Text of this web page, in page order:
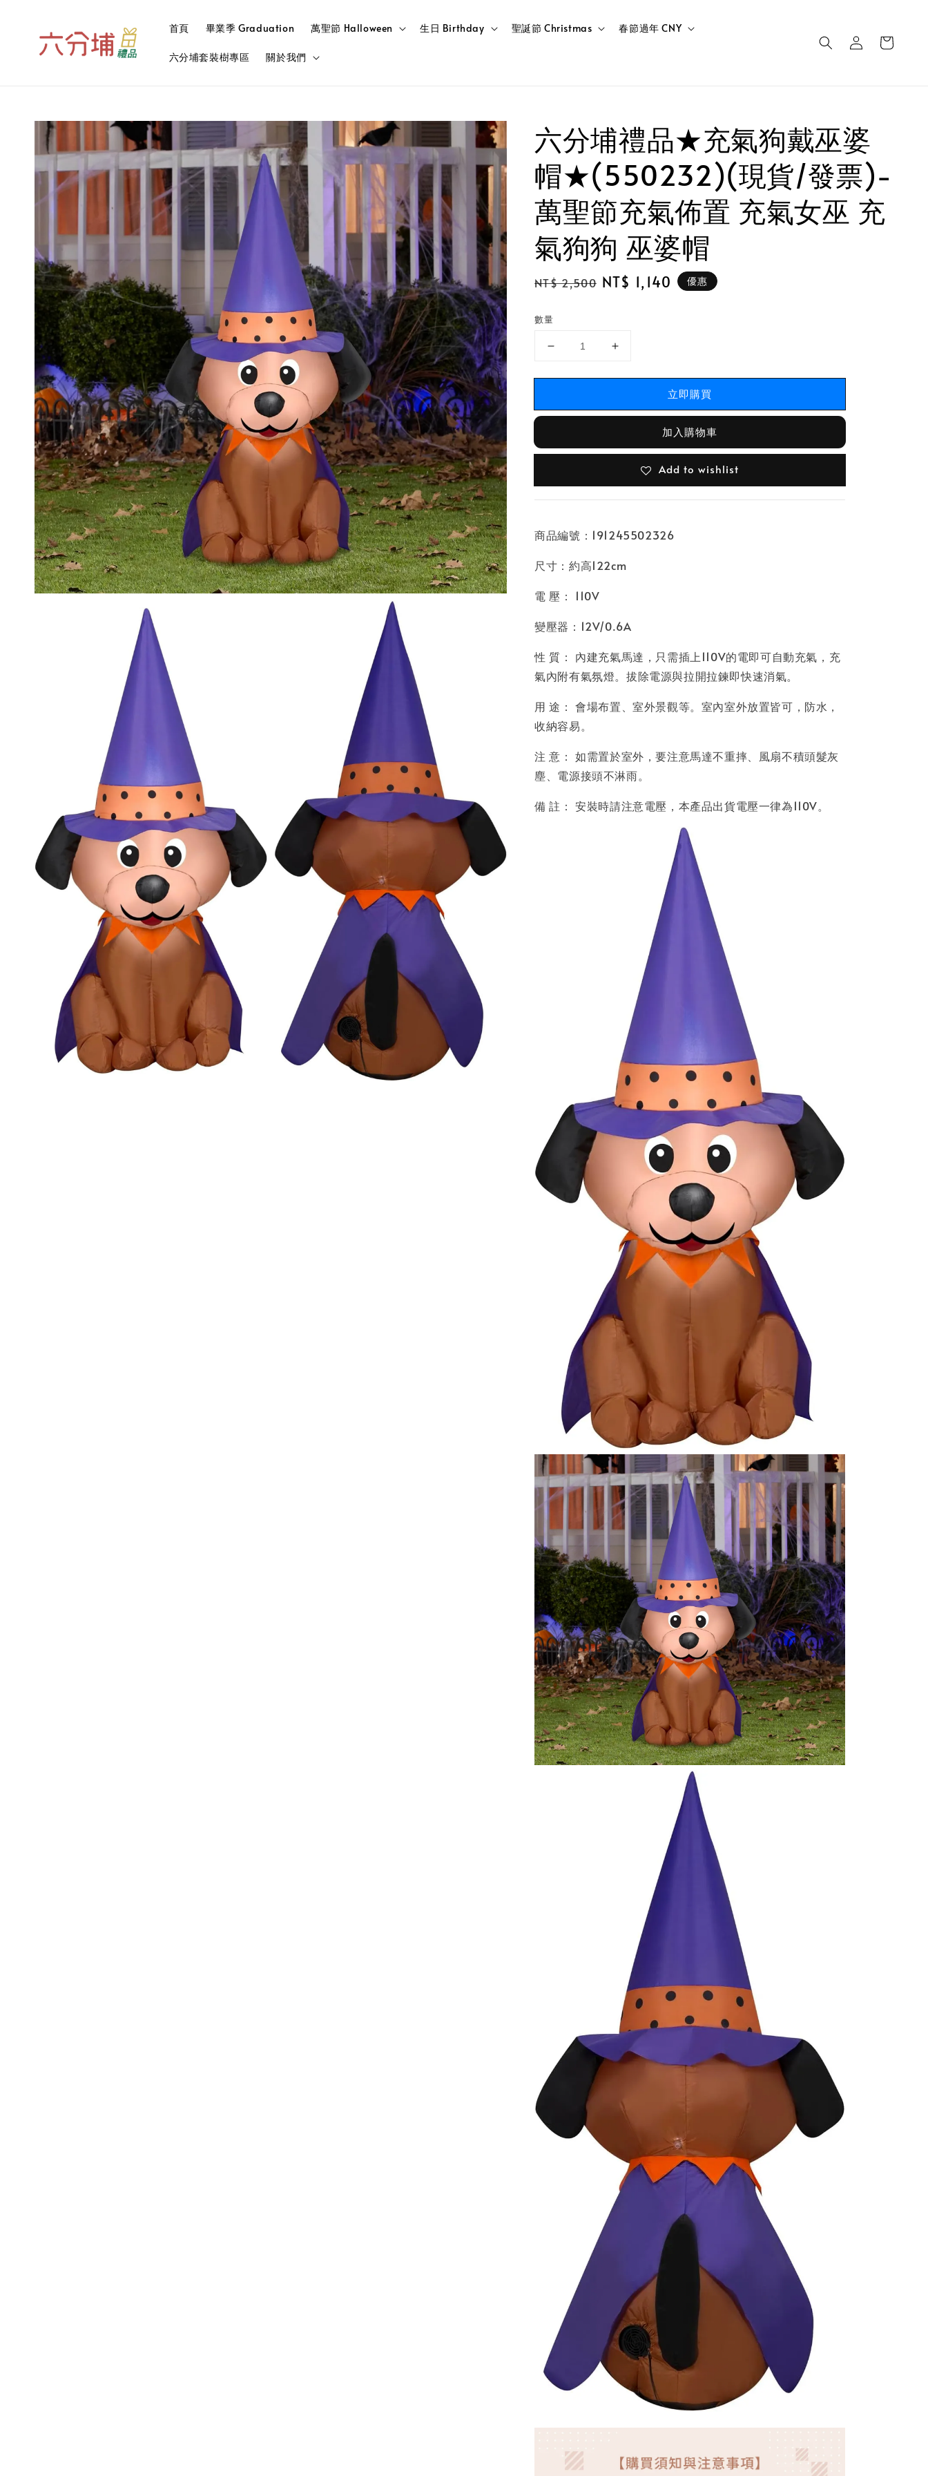
首頁 畢業季 Graduation 萬聖節 Halloween 生日 Birthday 聖誕節 Christmas 春節過年 CNY
六分埔套裝樹專區 關於我們
六分埔禮品★充氣狗戴巫婆
帽★(550232)(現貨/發票)-
萬聖節充氣佈置 充氣女巫 充
氣狗狗 巫婆帽
Regular
NT$ 2,500 Sale
NT$ 1,140 優惠
數量
立即購買
加入購物車
Add to wishlist
商品編號：191245502326
尺寸：約高122cm
電 壓： 110V
變壓器：12V/0.6A
性 質： 內建充氣馬達，只需插上110V的電即可自動充氣，充
氣內附有氣氛燈。拔除電源與拉開拉鍊即快速消氣。
用 途： 會場布置、室外景觀等。室內室外放置皆可，防水，
收納容易。
注 意： 如需置於室外，要注意馬達不重摔、風扇不積頭髮灰
塵、電源接頭不淋雨。
備 註： 安裝時請注意電壓，本產品出貨電壓一律為110V。